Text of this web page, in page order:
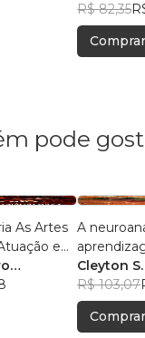
R$ 82,35
Comprar
pode
As Artes
e
A
múltiplas inteligências na
prática da
Cleyton
R$ 103,07
Comprar